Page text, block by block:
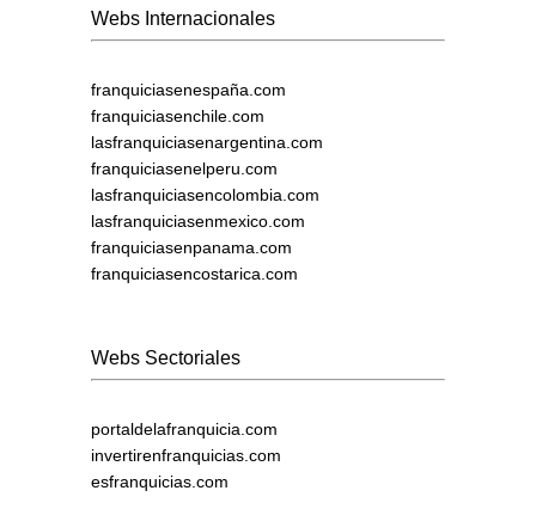
Webs Internacionales
franquiciasenespaña.com
franquiciasenchile.com
lasfranquiciasenargentina.com
franquiciasenelperu.com
lasfranquiciasencolombia.com
lasfranquiciasenmexico.com
franquiciasenpanama.com
franquiciasencostarica.com
Webs Sectoriales
portaldelafranquicia.com
invertirenfranquicias.com
esfranquicias.com